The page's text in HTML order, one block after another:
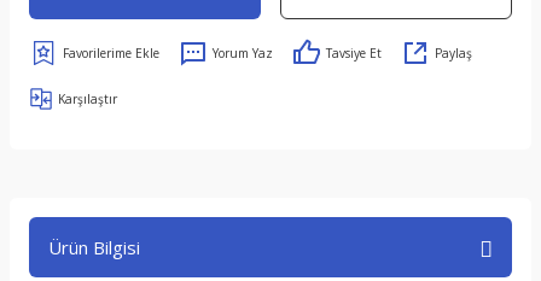
Yorum Yaz Tavsiye Et Paylaş
Karşılaştır
Ürün Bilgisi